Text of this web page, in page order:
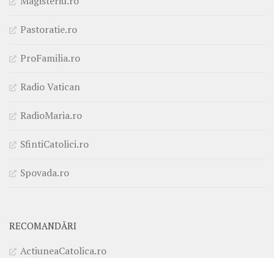
Pastoratie.ro
ProFamilia.ro
Radio Vatican
RadioMaria.ro
SfintiCatolici.ro
Spovada.ro
RECOMANDĂRI
ActiuneaCatolica.ro